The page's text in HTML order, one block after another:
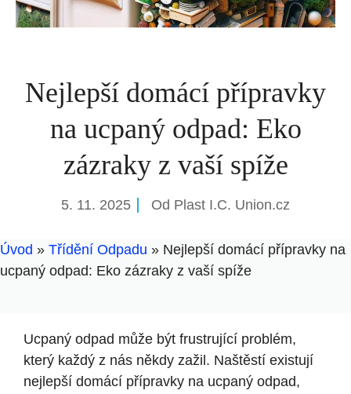
Nejlepší domácí přípravky
na ucpaný odpad: Eko
zázraky z vaší spíže
5. 11. 2025 Od Plast I.C. Union.cz
Úvod » Třídění Odpadu » Nejlepší domácí přípravky na
ucpaný odpad: Eko zázraky z vaší spíže
Ucpaný odpad může být frustrující problém,
který každý z nás někdy zažil. Naštěstí existují
nejlepší domácí přípravky na ucpaný odpad,